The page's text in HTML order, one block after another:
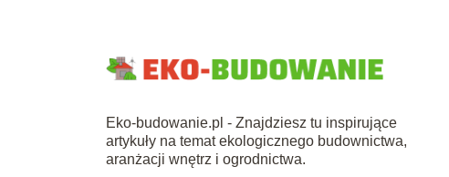
Eko-budowanie.pl - Znajdziesz tu inspirujące
artykuły na temat ekologicznego budownictwa,
aranżacji wnętrz i ogrodnictwa.